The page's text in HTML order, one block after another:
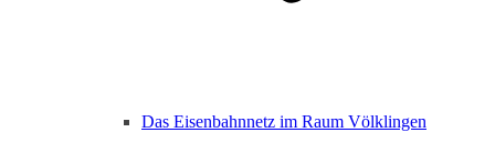
Das Eisenbahnnetz im Raum Völklingen